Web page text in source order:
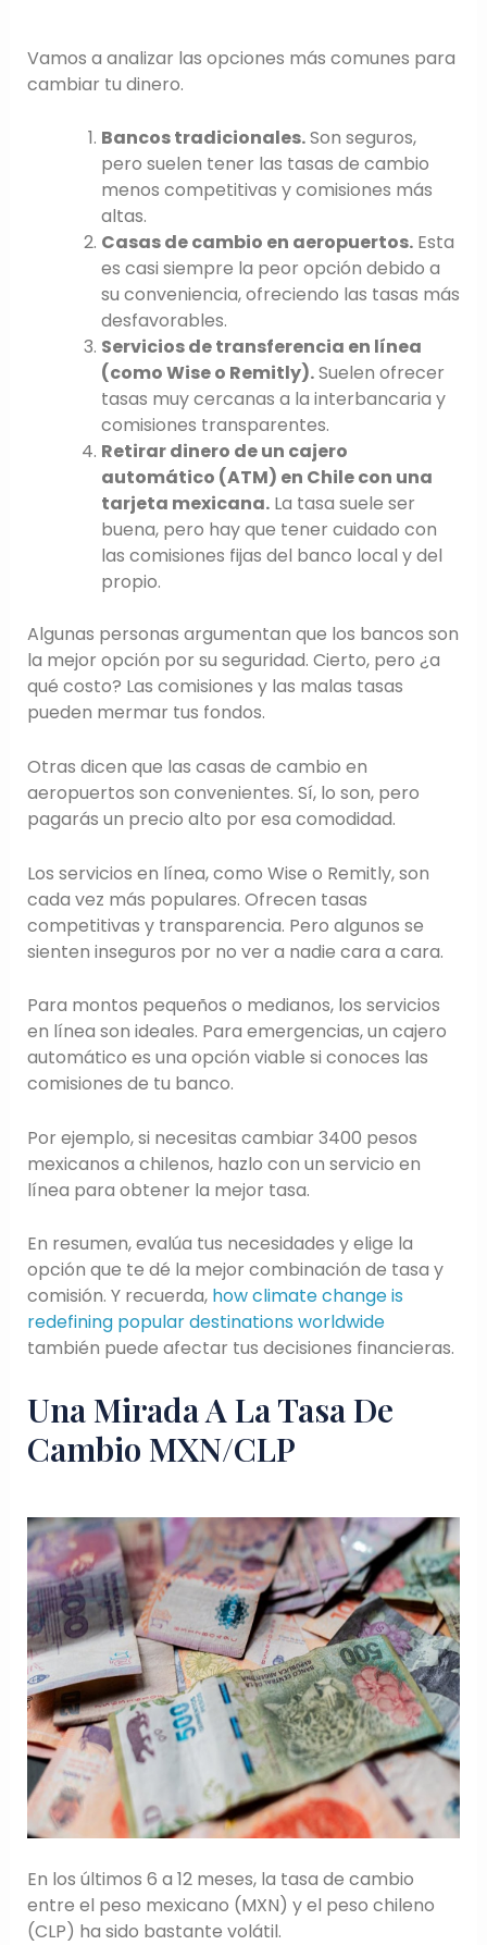
Vamos a analizar las opciones más comunes para
cambiar tu dinero.
Bancos tradicionales.Son seguros,
pero suelen tener las tasas de cambio
menos competitivas y comisiones más
altas.
Casas de cambio en aeropuertos.Esta
es casi siempre la peor opción debido a
su conveniencia, ofreciendo las tasas más
desfavorables.
Servicios de transferencia en línea
(como Wise o Remitly).Suelen ofrecer
tasas muy cercanas a la interbancaria y
comisiones transparentes.
Retirar dinero de un cajero
automático (ATM) en Chile con una
tarjeta mexicana.La tasa suele ser
buena, pero hay que tener cuidado con
las comisiones fijas del banco local y del
propio.
Algunas personas argumentan que los bancos son
la mejor opción por su seguridad. Cierto, pero ¿a
qué costo? Las comisiones y las malas tasas
pueden mermar tus fondos.
Otras dicen que las casas de cambio en
aeropuertos son convenientes. Sí, lo son, pero
pagarás un precio alto por esa comodidad.
Los servicios en línea, como Wise o Remitly, son
cada vez más populares. Ofrecen tasas
competitivas y transparencia. Pero algunos se
sienten inseguros por no ver a nadie cara a cara.
Para montos pequeños o medianos, los servicios
en línea son ideales. Para emergencias, un cajero
automático es una opción viable si conoces las
comisiones de tu banco.
Por ejemplo, si necesitas cambiar 3400 pesos
mexicanos a chilenos, hazlo con un servicio en
línea para obtener la mejor tasa.
En resumen, evalúa tus necesidades y elige la
opción que te dé la mejor combinación de tasa y
comisión. Y recuerda, how climate change is
redefining popular destinations worldwide
también puede afectar tus decisiones financieras.
Una Mirada A La Tasa De
Cambio MXN/CLP
En los últimos 6 a 12 meses, la tasa de cambio
entre el peso mexicano (MXN) y el peso chileno
(CLP) ha sido bastante volátil.